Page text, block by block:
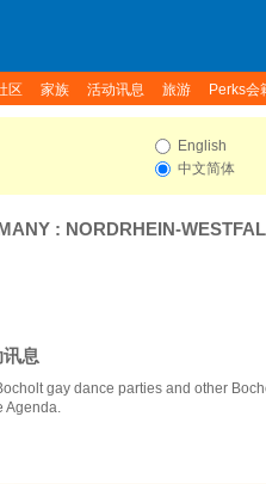
区 家族 活动讯息 旅游 Perks会
English
中文简体
: NORDRHEIN-
息
gay dance parties and other
Agenda.